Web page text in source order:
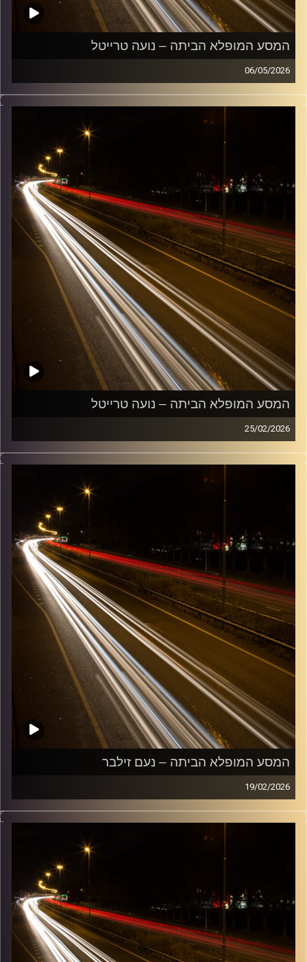
המסע המופלא הביתה – נועה טרייטל
06/05/2026
מוזיקה שתלווה אותנו אחרי יום עבודה ארוך ותחזיר אותנו
הביתה בשלום עם נועה טרייטל
קרדיט תמונות:
המסע המופלא הביתה – נועה טרייטל
25/02/2026
מוזיקה שתלווה אותנו אחרי יום עבודה ארוך ותחזיר אותנו
הביתה בשלום עם נועה טרייטל
קרדיט תמונות:
המסע המופלא הביתה – נעם זילבר
19/02/2026
מוזיקה שתלווה אותנו אחרי יום עבודה ארוך ותחזיר אותנו
הביתה בשלום עם נעם זילבר
קרדיט תמונות: